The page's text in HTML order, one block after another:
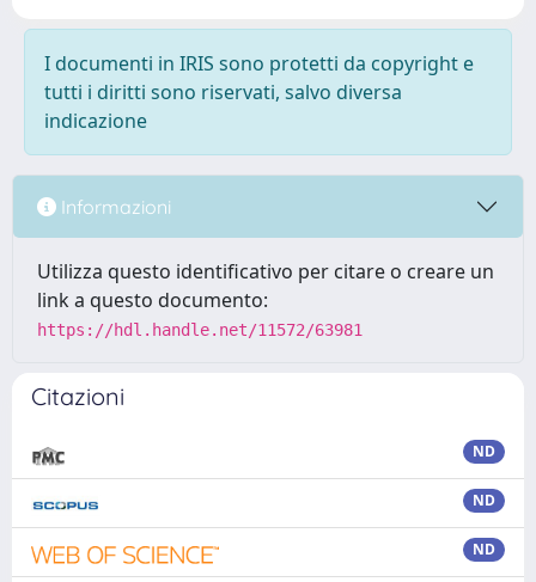
I documenti in IRIS sono protetti da copyright e
tutti i diritti sono riservati, salvo diversa
indicazione
Informazioni
Utilizza questo identificativo per citare o creare un
link a questo documento:
https://hdl.handle.net/11572/63981
Citazioni
ND
ND
ND